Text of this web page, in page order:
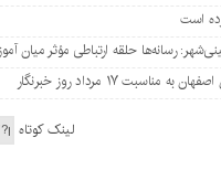
رسانه‌ها حلقه ارتباطی مؤثر میان
۱۷ مرداد روز خبرنگار
لینک کوتاه